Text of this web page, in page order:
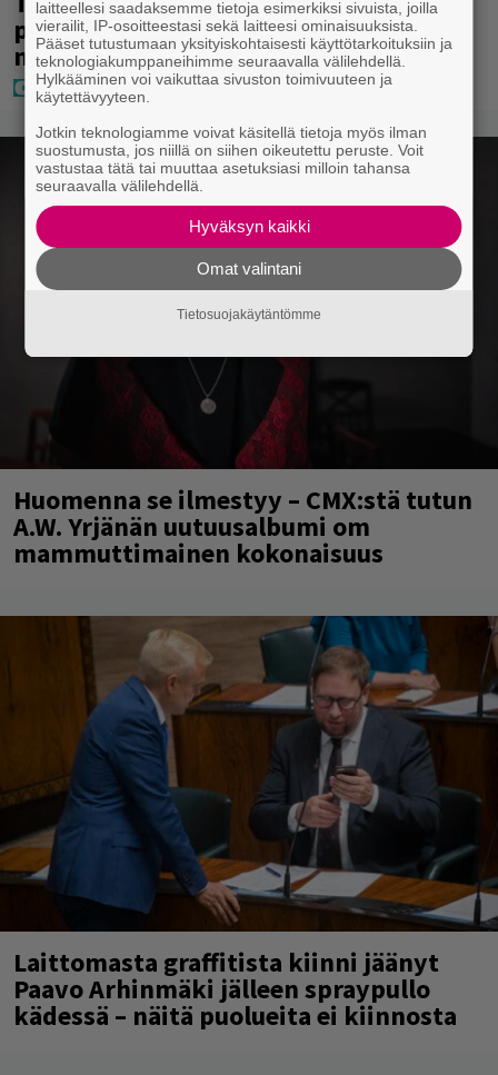
perhelomalla Portugalissa – ”Kaunis
mekko”
Huomenna se ilmestyy – CMX:stä tutun
A.W. Yrjänän uutuusalbumi om
mammuttimainen kokonaisuus
Laittomasta graffitista kiinni jäänyt
Paavo Arhinmäki jälleen spraypullo
kädessä – näitä puolueita ei kiinnosta
laitteellesi saadaksemme tietoja esimerkiksi sivuista, joilla
vierailit, IP-osoitteestasi sekä laitteesi ominaisuuksista.
Pääset tutustumaan yksityiskohtaisesti käyttötarkoituksiin ja
teknologiakumppaneihimme seuraavalla välilehdellä.
Hylkääminen voi vaikuttaa sivuston toimivuuteen ja
käytettävyyteen.
Jotkin teknologiamme voivat käsitellä tietoja myös ilman
suostumusta, jos niillä on siihen oikeutettu peruste. Voit
vastustaa tätä tai muuttaa asetuksiasi milloin tahansa
seuraavalla välilehdellä.
Hyväksyn kaikki
Omat valintani
Tietosuojakäytäntömme